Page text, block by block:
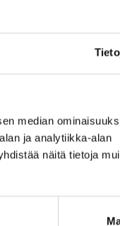
median
ja analytiikka-alan
näitä tietoja